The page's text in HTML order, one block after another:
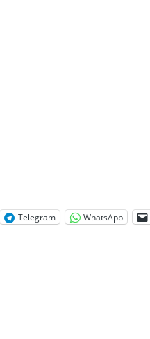
Telegram WhatsApp